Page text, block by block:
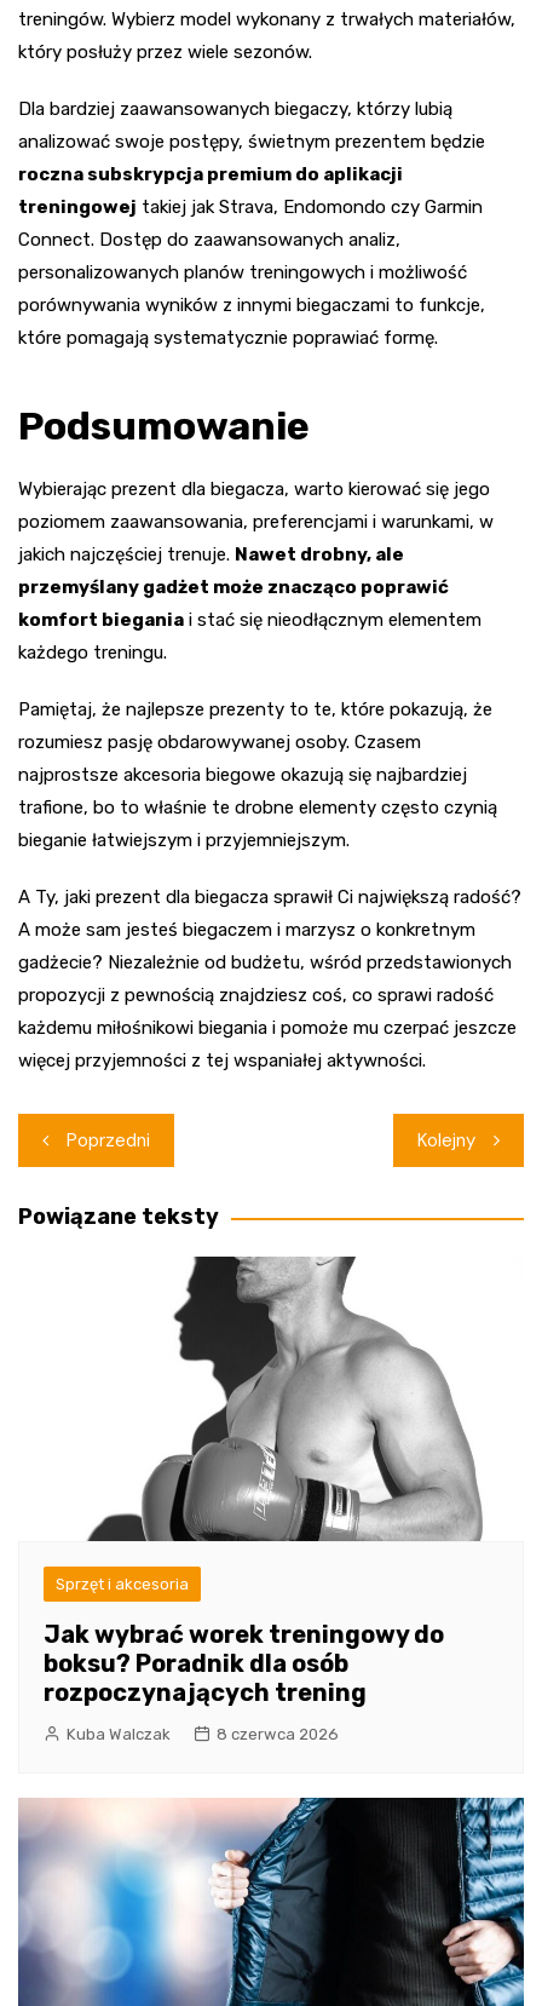
treningów. Wybierz model wykonany z trwałych materiałów,
który posłuży przez wiele sezonów.
Dla bardziej zaawansowanych biegaczy, którzy lubią
analizować swoje postępy, świetnym prezentem będzie
roczna subskrypcja premium do aplikacji
treningowej takiej jak Strava, Endomondo czy Garmin
Connect. Dostęp do zaawansowanych analiz,
personalizowanych planów treningowych i możliwość
porównywania wyników z innymi biegaczami to funkcje,
które pomagają systematycznie poprawiać formę.
Podsumowanie
Wybierając prezent dla biegacza, warto kierować się jego
poziomem zaawansowania, preferencjami i warunkami, w
jakich najczęściej trenuje. Nawet drobny, ale
przemyślany gadżet może znacząco poprawić
komfort biegania i stać się nieodłącznym elementem
każdego treningu.
Pamiętaj, że najlepsze prezenty to te, które pokazują, że
rozumiesz pasję obdarowywanej osoby. Czasem
najprostsze akcesoria biegowe okazują się najbardziej
trafione, bo to właśnie te drobne elementy często czynią
bieganie łatwiejszym i przyjemniejszym.
A Ty, jaki prezent dla biegacza sprawił Ci największą radość?
A może sam jesteś biegaczem i marzysz o konkretnym
gadżecie? Niezależnie od budżetu, wśród przedstawionych
propozycji z pewnością znajdziesz coś, co sprawi radość
każdemu miłośnikowi biegania i pomoże mu czerpać jeszcze
więcej przyjemności z tej wspaniałej aktywności.
Nawigacja
wpisu
Poprzedni Kolejny
Powiązane teksty
Sprzęt i akcesoria
Jak wybrać worek treningowy do
boksu? Poradnik dla osób
rozpoczynających trening
Kuba Walczak 8 czerwca 2026